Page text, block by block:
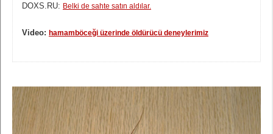
DOXS.RU: Belki de sahte satın aldılar.
Video: hamamböceği üzerinde öldürücü deneylerimiz